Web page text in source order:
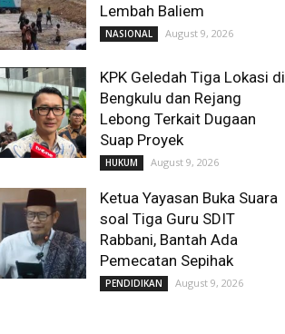
Lembah Baliem
NASIONAL August 9, 2026
KPK Geledah Tiga Lokasi di
Bengkulu dan Rejang
Lebong Terkait Dugaan
Suap Proyek
HUKUM August 9, 2026
Ketua Yayasan Buka Suara
soal Tiga Guru SDIT
Rabbani, Bantah Ada
Pemecatan Sepihak
PENDIDIKAN August 9, 2026